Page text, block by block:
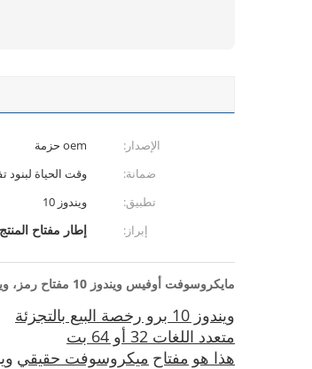
الإصدار: oem حزمة
ضمانة:
وقت الحياة لبنود
تطبيق:
ويندوز 10
إبراز:
إطار مفتاح
مايكروسوفت أوفيس ويندوز 10 مفتاح رمز، ويندوز 10 برو أوم مربع التجزئة
ويندوز 10 برو رخصة البيع بالتجزئة
متعدد اللغات 32 أو 64 بت
هذا هو مفتاح ميكروسوفت حقيقي